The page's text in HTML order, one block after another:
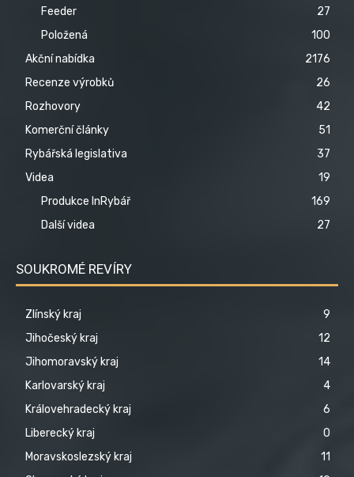
Feeder
27
Položená
100
Akční nabídka
2176
Recenze výrobků
26
Rozhovory
42
Komerční články
51
Rybářská legislativa
37
Videa
19
Produkce InRybář
169
Další videa
27
SOUKROMÉ REVÍRY
Zlínský kraj
9
Jihočeský kraj
12
Jihomoravský kraj
14
Karlovarský kraj
4
Královehradecký kraj
6
Liberecký kraj
0
Moravskoslezský kraj
11